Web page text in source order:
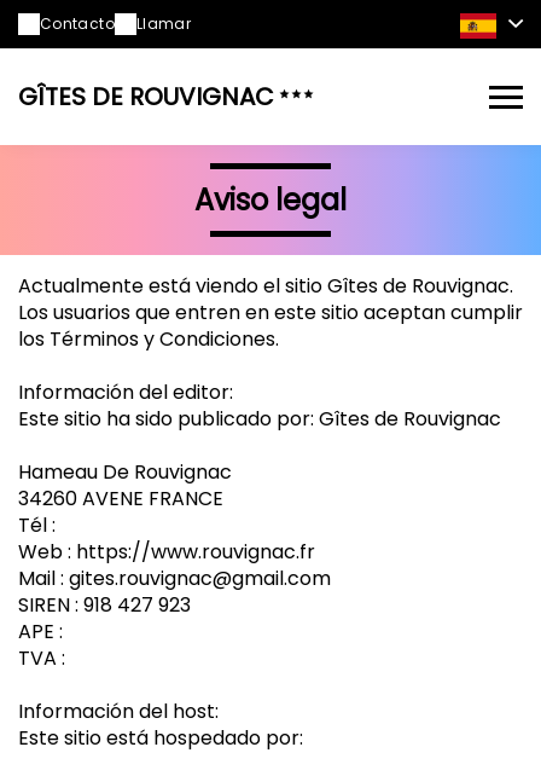
Contacto Llamar
GÎTES DE ROUVIGNAC
Aviso legal
Actualmente está viendo el sitio Gîtes de Rouvignac.
Los usuarios que entren en este sitio aceptan cumplir
los Términos y Condiciones.
Información del editor:
Este sitio ha sido publicado por: Gîtes de Rouvignac
Hameau De Rouvignac
34260 AVENE FRANCE
Tél :
Web : https://www.rouvignac.fr
Mail : gites.rouvignac@gmail.com
SIREN : 918 427 923
APE :
TVA :
Información del host:
Este sitio está hospedado por: